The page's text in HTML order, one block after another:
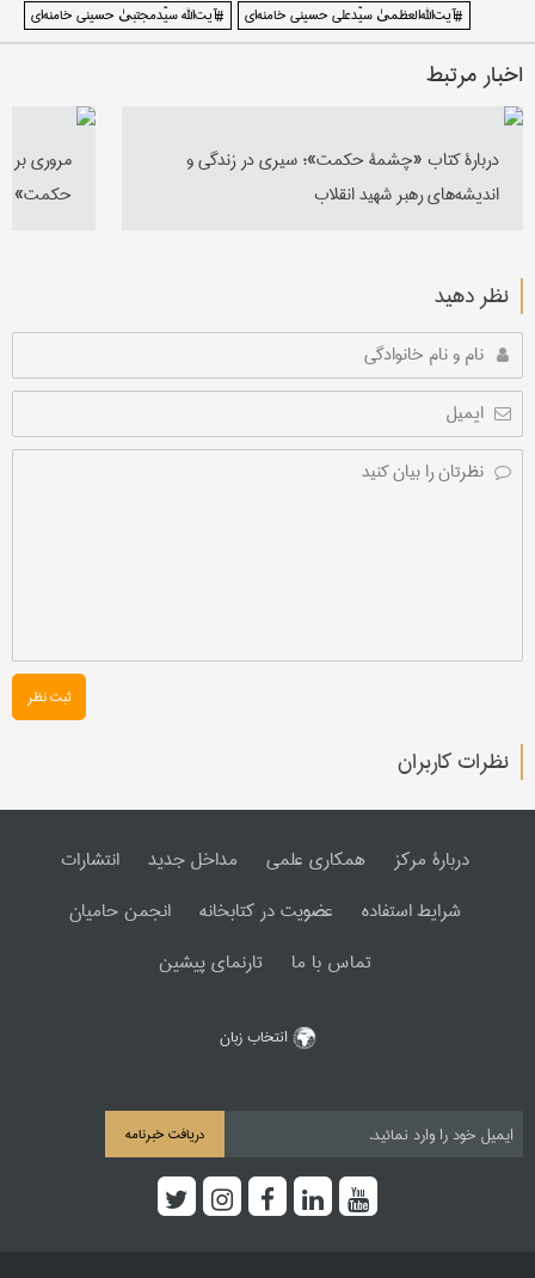
#آیت‌الله‌العظمیٰ سیّدعلی حسینی خامنه‌ای #آیت‌الله سیّدمجتبیٰ حسینی خامنه‌ای
اخبار مرتبط
دربارۀ کتاب «چشمۀ حکمت»؛ سیری در زندگی و
اندیشه‌های رهبر شهید انقلاب
مروری بر
حکمت»
نظر دهید
ثبت نظر
نظرات کاربران
دربارۀ مرکز همکاری علمی مداخل جدید
انتشارات
شرایط استفاده
عضویت در کتابخانه
انجمن حامیان
تماس با ما
تارنمای پیشین
انتخاب زبان
دریافت خبرنامه